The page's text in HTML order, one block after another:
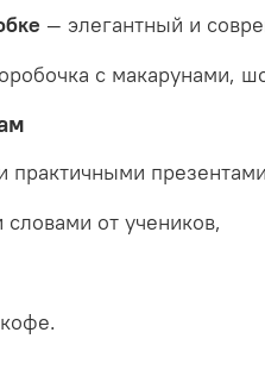
— элегантный и
с макарунами,
от учеников,